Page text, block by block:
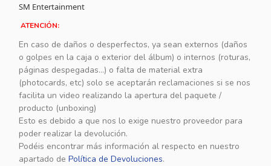
SM Entertainment
ATENCIÓN:
En caso de daños o desperfectos, ya sean externos (daños
o golpes en la caja o exterior del álbum) o internos (roturas,
páginas despegadas...) o falta de material extra
(photocards, etc) solo se aceptarán reclamaciones si se nos
facilita un video realizando la apertura del paquete /
producto (unboxing)
Esto es debido a que nos lo exige nuestro proveedor para
poder realizar la devolución.
Podéis encontrar más información al respecto en nuestro
apartado de Política de Devoluciones.